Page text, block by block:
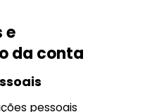
e
da conta
pessoais